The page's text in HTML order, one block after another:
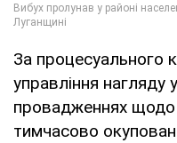
За процесуального
управління нагляду
провадженнях щодо
тимчасово